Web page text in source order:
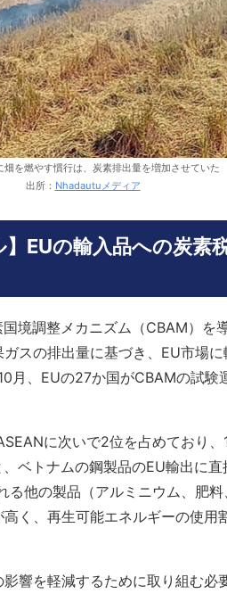
畑を燃やす慣行は、炭素排出量を増加させていた
出所： Nhadautuメディア
】EUの輸入品への炭素
境調整メカニズム（CBAM）を
スの排出量に基づき、EU市場
月、EUの27か国がCBAMの試験
に次いで2位を占めており
ベトナムの鋼製品のEU輸出に
る他の製品（アルミニウム、肥
く、再生可能エネルギーの使用
響を軽減するために取り組む必